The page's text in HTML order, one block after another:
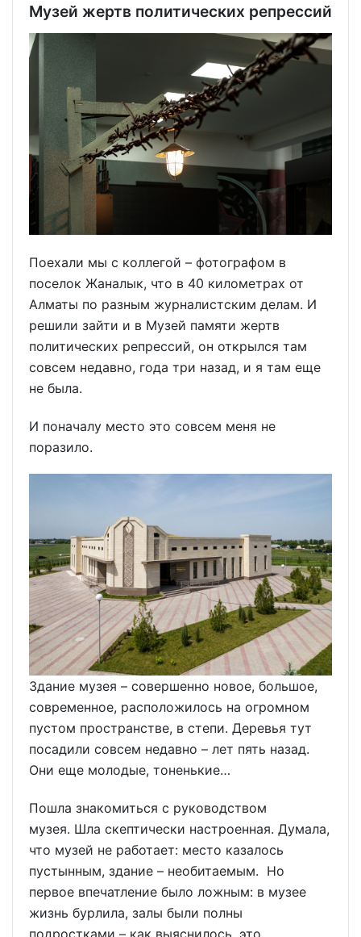
Музей жертв политических репрессий
Поехали мы с коллегой – фотографом в
поселок Жаналык, что в 40 километрах от
Алматы по разным журналистским делам. И
решили зайти и в Музей памяти жертв
политических репрессий, он открылся там
совсем недавно, года три назад, и я там еще
не была.
И поначалу место это совсем меня не
поразило.
Здание музея – совершенно новое, большое,
современное, расположилось на огромном
пустом пространстве, в степи. Деревья тут
посадили совсем недавно – лет пять назад.
Они еще молодые, тоненькие…
Пошла знакомиться с руководством
музея. Шла скептически настроенная. Думала,
что музей не работает: место казалось
пустынным, здание – необитаемым. Но
первое впечатление было ложным: в музее
жизнь бурлила, залы были полны